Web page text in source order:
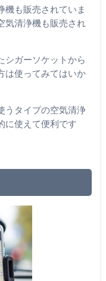
機も販売されていま
気清浄機も販売され
シガーソケットから
は使ってみてはいか
うタイプの空気清浄
に使えて便利です